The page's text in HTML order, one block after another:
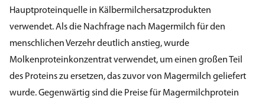
Hauptproteinquelle in Kälbermilchersatzprodukten
verwendet. Als die Nachfrage nach Magermilch für den
menschlichen Verzehr deutlich anstieg, wurde
Molkenproteinkonzentrat verwendet, um einen großen Teil
des Proteins zu ersetzen, das zuvor von Magermilch geliefert
wurde. Gegenwärtig sind die Preise für Magermilchprotein